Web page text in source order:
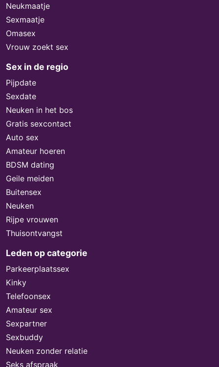
Neukmaatje
Sexmaatje
Omasex
Vrouw zoekt sex
Sex in de regio
Pijpdate
Sexdate
Neuken in het bos
Gratis sexcontact
Auto sex
Amateur hoeren
BDSM dating
Geile meiden
Buitensex
Neuken
Rijpe vrouwen
Thuisontvangst
Leden op categorie
Parkeerplaatssex
Kinky
Telefoonsex
Amateur sex
Sexpartner
Sexbuddy
Neuken zonder relatie
Seks afspraak